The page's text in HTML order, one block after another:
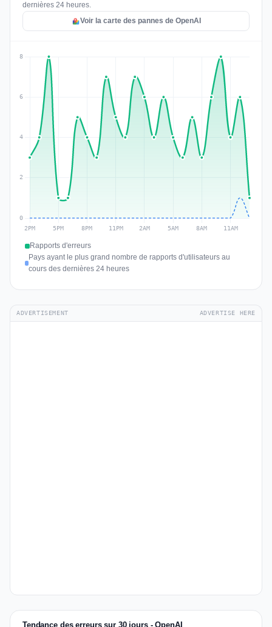
dernières 24 heures.
Voir la carte des pannes de OpenAI
Rapports d'erreurs
Pays ayant le plus grand nombre de rapports d'utilisateurs au
cours des dernières 24 heures
ADVERTISEMENT ADVERTISE HERE
Tendance des erreurs sur 30 jours - OpenAI